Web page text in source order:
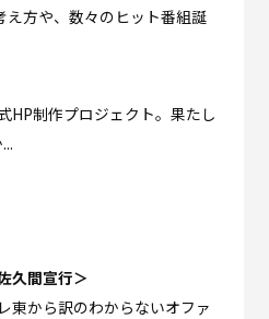
え方や、数々のヒット番組誕
HP制作プロジェクト。果たし
久間宣行＞
から訳のわからないオファ